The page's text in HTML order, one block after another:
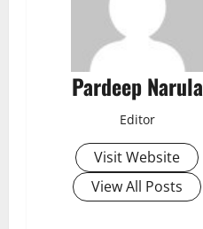
Pardeep Narula
Editor
Visit Website
View All Posts